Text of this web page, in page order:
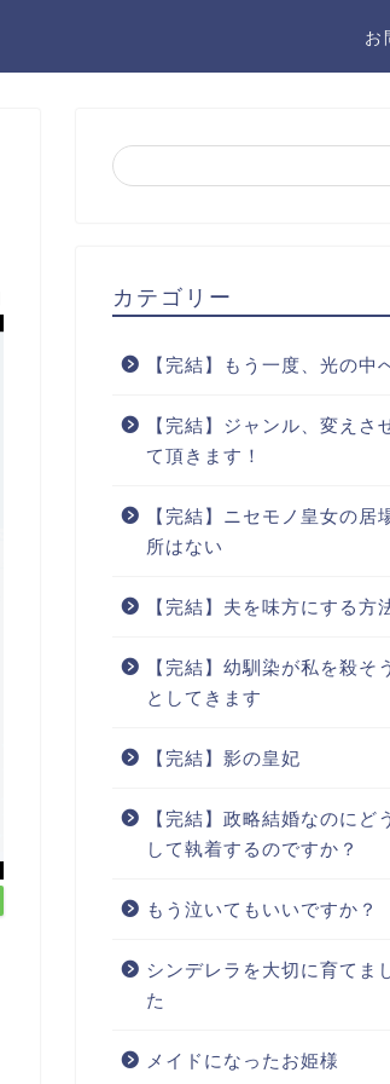
お
カテゴリー
【完結】もう一度、光の中
【完結】ジャンル、変えさ
て頂きます！
【完結】ニセモノ皇女の居
所はない
【完結】夫を味方にする方
【完結】幼馴染が私を殺そう
としてきます
【完結】影の皇妃
【完結】政略結婚なのにどう
して執着するのですか？
もう泣いてもいいですか？
シンデレラを大切に育てま
た
メイドになったお姫様